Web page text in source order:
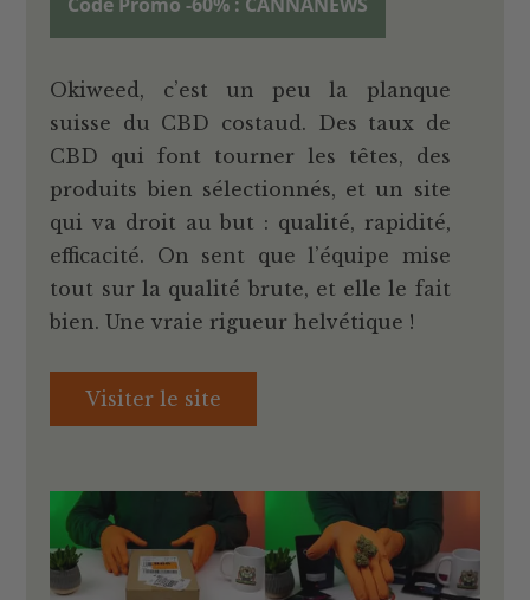
Okiweed, c’est un peu la planque
suisse du CBD costaud. Des taux de
CBD qui font tourner les têtes, des
produits bien sélectionnés, et un site
qui va droit au but : qualité, rapidité,
efficacité. On sent que l’équipe mise
tout sur la qualité brute, et elle le fait
bien. Une vraie rigueur helvétique !
Visiter le site